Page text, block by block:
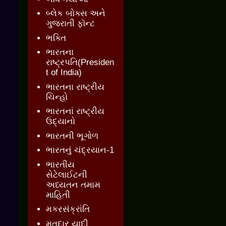
બ્લેક બોક્સ અને
ગુજરાતી ફૉન્ટ
ભક્તિ
ભારતના
રાષ્ટ્રપતિ(Presiden
t of India)
ભારતના રાષ્ટ્રીય
ચિન્હો
ભારતનાં રાષ્ટ્રીય
ઉદ્યાનો
ભારતની ભૂગોળ
ભારતનું ચંદ્રયાન-1
ભારતીય
સેટેલાઈટની
અધ્યતન તમામ
માહિતી
મકરસંક્રાંતિ
મતદાર યાદી